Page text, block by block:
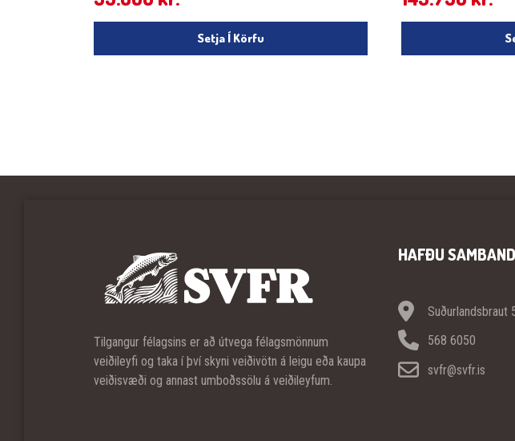
Setja Í Körfu
Tilgangur félagsins er að útvega félagsmönnum
veiðileyfi og taka í því skyni veiðivötn á leigu eða kaupa
veiðisvæði og annast umboðssölu á veiðileyfum.
HAFÐU SAMBAND
Suðurlandsbraut
568 6050
svfr@svfr.is